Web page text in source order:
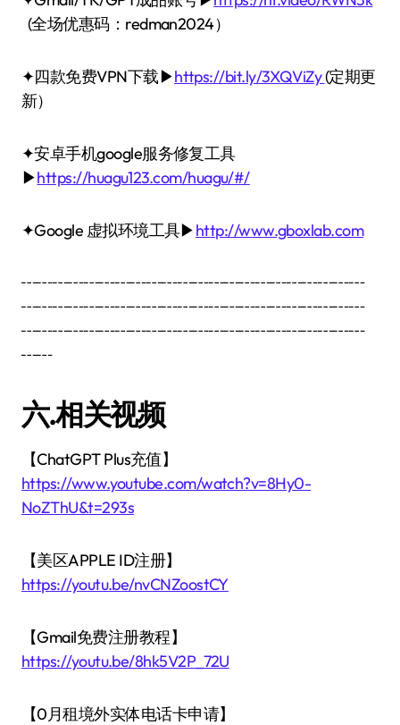
(全场优惠码：redman2024）
✦四款免费VPN下载▶https://bit.ly/3XQViZy(定期更
新）
✦安卓手机google服务修复工具
▶https://huagu123.com/huagu/#/
✦Google 虚拟环境工具▶http://www.gboxlab.com
┅┅┅┅┅┅┅┅┅┅┅┅┅┅┅┅┅┅┅┅┅┅
┅┅┅┅┅┅┅┅┅┅┅┅┅┅┅┅┅┅┅┅┅┅
┅┅┅┅┅┅┅┅┅┅┅┅┅┅┅┅┅┅┅┅┅┅
┅┅
六.相关视频
【ChatGPT Plus充值】
https://www.youtube.com/watch?v=8Hy0-
NoZThU&t=293s
【美区APPLE ID注册】
https://youtu.be/nvCNZoostCY
【Gmail免费注册教程】
https://youtu.be/8hk5V2P_72U
【0月租境外实体电话卡申请】